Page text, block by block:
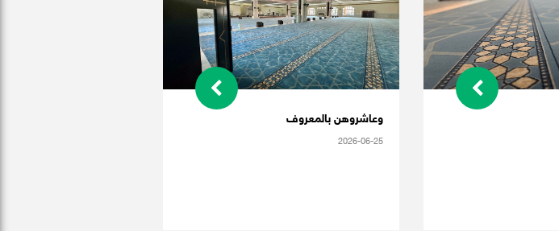
وعاشروهن بالمعروف
2026-06-25